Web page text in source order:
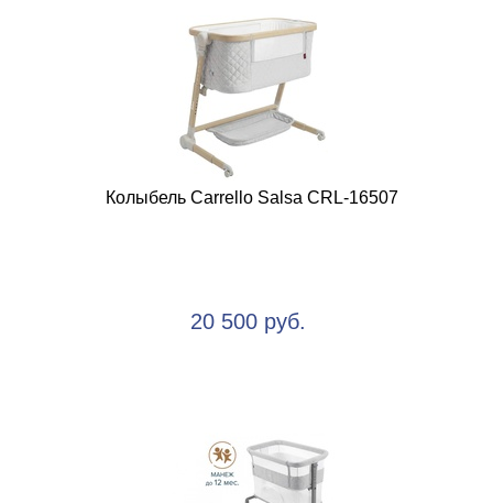
Колыбель Carrello Salsa CRL-16507
20 500 руб.